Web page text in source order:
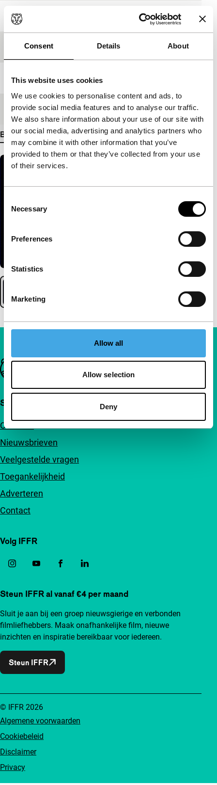
Consent Details About
This website uses cookies
We use cookies to personalise content and ads, to
provide social media features and to analyse our traffic.
We also share information about your use of our site with
our social media, advertising and analytics partners who
may combine it with other information that you’ve
provided to them or that they’ve collected from your use
of their services.
Selection
Necessary
Preferences
Statistics
Marketing
Allow all
Allow selection
Deny
Jaar
Festivaleditie IFFR 2010
Lengte 58'
Medium/Formaat16mm
Bekijk meer details
Belangrijke links
Snel naar
Over ons
Nieuwsbrieven
Veelgestelde vragen
Toegankelijkheid
Adverteren
Contact
Volg IFFR
Steun IFFR al vanaf €4 per maand
Sluit je aan bij een groep nieuwsgierige en verbonden
filmliefhebbers. Maak onafhankelijke film, nieuwe
inzichten en inspiratie bereikbaar voor iedereen.
Steun IFFR
Algemene voorwaarden
Cookiebeleid
Disclaimer
Privacy
© IFFR 2026